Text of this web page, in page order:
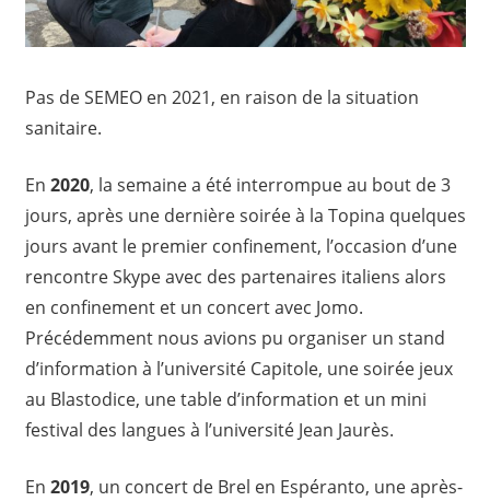
Pas de SEMEO en 2021, en raison de la situation
sanitaire.
En 2020, la semaine a été interrompue au bout de 3
jours, après une dernière soirée à la Topina quelques
jours avant le premier confinement, l’occasion d’une
rencontre Skype avec des partenaires italiens alors
en confinement et un concert avec Jomo.
Précédemment nous avions pu organiser un stand
d’information à l’université Capitole, une soirée jeux
au Blastodice, une table d’information et un mini
festival des langues à l’université Jean Jaurès.
En 2019, un concert de Brel en Espéranto, une après-